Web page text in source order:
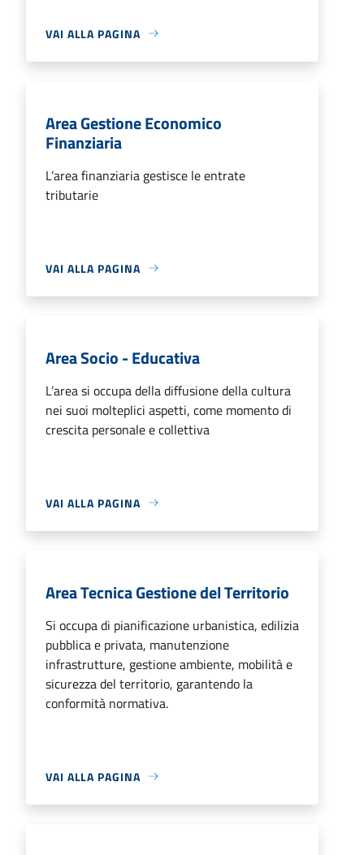
VAI ALLA PAGINA
Area Gestione Economico
Finanziaria
L’area finanziaria gestisce le entrate
tributarie
VAI ALLA PAGINA
Area Socio - Educativa
L’area si occupa della diffusione della cultura
nei suoi molteplici aspetti, come momento di
crescita personale e collettiva
VAI ALLA PAGINA
Area Tecnica Gestione del Territorio
Si occupa di pianificazione urbanistica, edilizia
pubblica e privata, manutenzione
infrastrutture, gestione ambiente, mobilità e
sicurezza del territorio, garantendo la
conformità normativa.
VAI ALLA PAGINA